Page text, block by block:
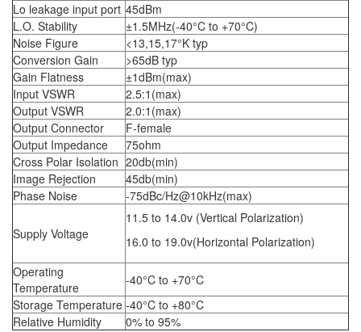
Lo leakage input port 45dBm
L.O. Stability
±1.5MHz(-40°C to +70°C)
Noise Figure
<13,15,17°K typ
Conversion Gain
>65dB typ
Gain Flatness
±1dBm(max)
Input VSWR
2.5:1(max)
Output VSWR
2.0:1(max)
Output Connector
F-female
Output Impedance
75ohm
Cross Polar Isolation 20db(min)
Image Rejection
45db(min)
Phase Noise
-75dBc/Hz@10kHz(max)
Supply Voltage
11.5 to 14.0v (Vertical Polarization)
16.0 to 19.0v(Horizontal Polarization)
Operating
Temperature
-40°C to +70°C
Storage Temperature -40°C to +80°C
Relative Humidity
0% to 95%